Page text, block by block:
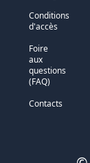
Conditions
d'accès
Foire
aux
questions
(FAQ)
Contacts